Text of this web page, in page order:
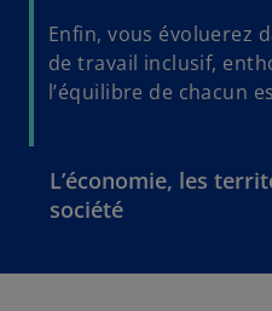
Enfin, vous évoluerez
de travail inclusif,
l’équilibre de chacun
L’économie, les
société